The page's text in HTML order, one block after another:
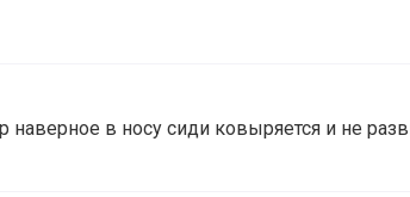
в носу сиди ковыряется и не